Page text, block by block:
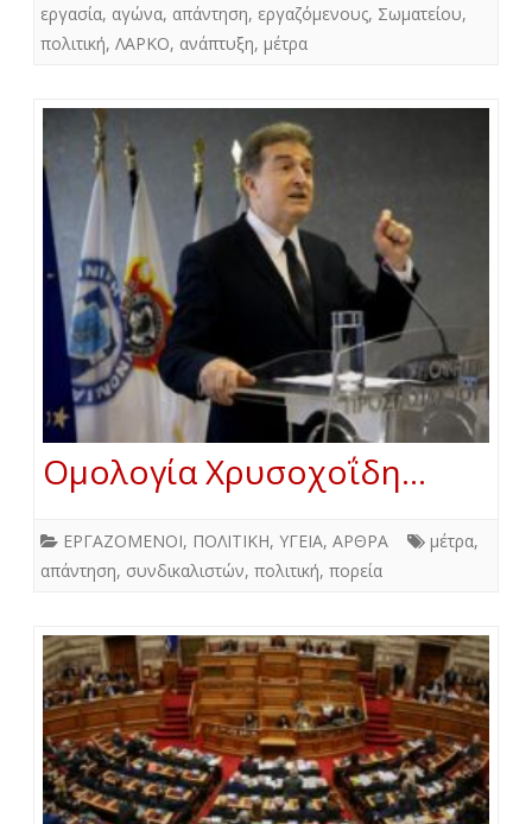
εργασία, αγώνα, απάντηση, εργαζόμενους, Σωματείου,
πολιτική, ΛΑΡΚΟ, ανάπτυξη, μέτρα
Ομολογία Χρυσοχοΐδη…
ΕΡΓΑΖΟΜΕΝΟΙ, ΠΟΛΙΤΙΚΗ, ΥΓΕΙΑ, ΑΡΘΡΑ μέτρα,
απάντηση, συνδικαλιστών, πολιτική, πορεία